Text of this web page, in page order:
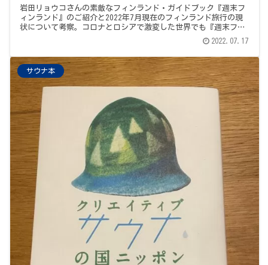
岩田リョウコさんの素敵なフィンランド・ガイドブック『週末フ
ィンランド』のご紹介と2022年7月現在のフィンランド旅行の現
状について考察。コロナとロシアで激変した世界でも『週末フィ
2022.07.17
サウナ本